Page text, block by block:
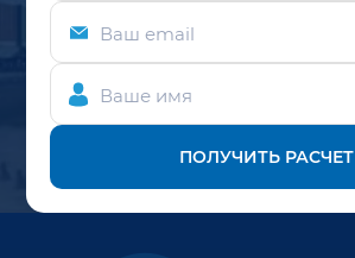
Ваш email
Ваше имя
ПОЛУЧИТЬ РАСЧЕТ